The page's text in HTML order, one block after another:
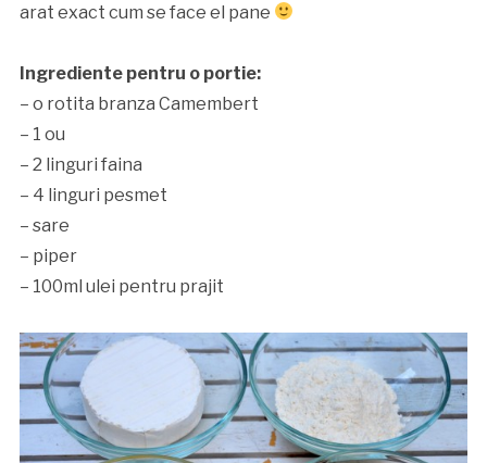
arat exact cum se face el pane
Ingrediente pentru o portie:
– o rotita branza Camembert
– 1 ou
– 2 linguri faina
– 4 linguri pesmet
– sare
– piper
– 100ml ulei pentru prajit